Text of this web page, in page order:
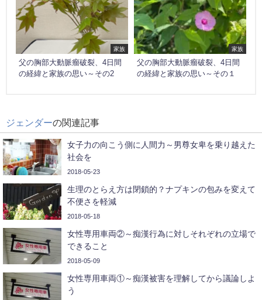
家族
父の胸部大動脈瘤破裂、4日間
の経緯と家族の思い～その2
家族
父の胸部大動脈瘤破裂、4日間
の経緯と家族の思い～その１
ジェンダーの関連記事
女子力の向こう側に人間力～男尊女卑を乗り越えた
社会を
2018-05-23
生理のとらえ方は閉鎖的？ナプキンの包みを変えて
不便さを軽減
2018-05-18
女性専用車両②～痴漢行為に対しそれぞれの立場で
できること
2018-05-09
女性専用車両①～痴漢被害を理解してから議論しよ
う